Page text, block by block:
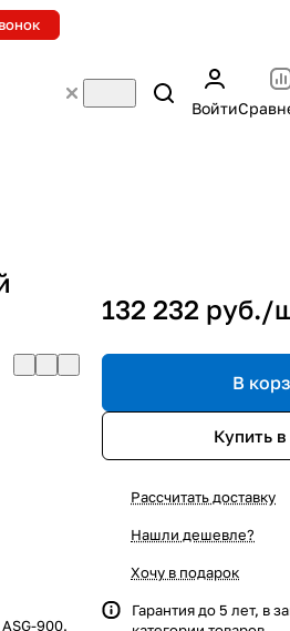
Войти
900.
132 232 руб./
В
Купить в
Рассчитать доставку
Нашли дешевле?
Хочу в подарок
Гарантия до 5 лет, в